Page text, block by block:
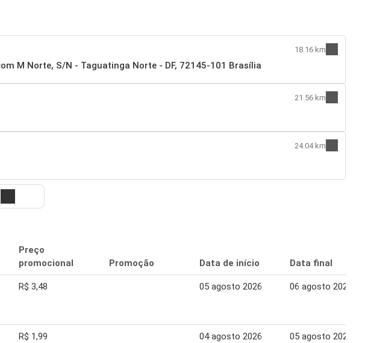
M Norte, S/N - Taguatinga Norte - DF, 72145-101 Brasília
18.16 km
21.56 km
24.04 km
Preço
promocional
Promoção Data de início Data final
R$ 3,48 05 agosto 2026 06 agosto 2026
R$ 1,99 04 agosto 2026 05 agosto 2026